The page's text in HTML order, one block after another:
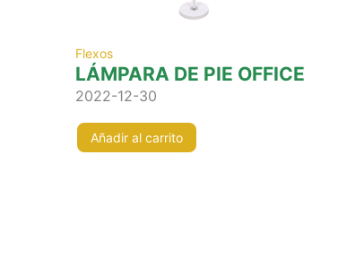
Flexos
LÁMPARA DE PIE OFFICE
2022-12-30
Añadir al carrito